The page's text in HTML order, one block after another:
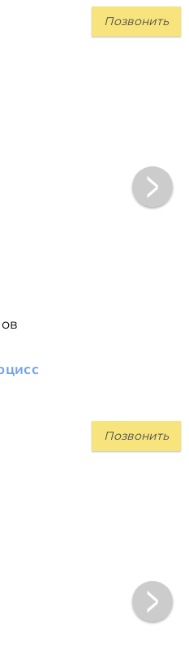
Позвонить
Позвонить